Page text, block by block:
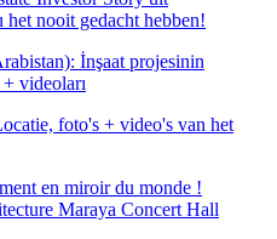
nooit gedacht hebben!
foto's + video's van het